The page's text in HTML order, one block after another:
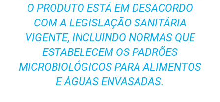
O PRODUTO ESTÁ EM DESACORDO
COM A LEGISLAÇÃO SANITÁRIA
VIGENTE, INCLUINDO NORMAS QUE
ESTABELECEM OS PADRÕES
MICROBIOLÓGICOS PARA ALIMENTOS
E ÁGUAS ENVASADAS.